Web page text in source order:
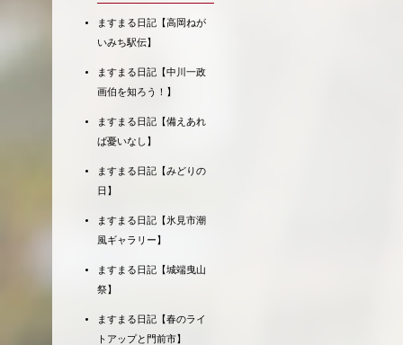
ますまる日記【高岡ねが
いみち駅伝】
ますまる日記【中川一政
画伯を知ろう！】
ますまる日記【備えあれ
ば憂いなし】
ますまる日記【みどりの
日】
ますまる日記【氷見市潮
風ギャラリー】
ますまる日記【城端曳山
祭】
ますまる日記【春のライ
トアップと門前市】